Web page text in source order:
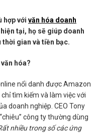
hợp với văn hóa doanh
tại, họ sẽ giúp doanh
gian và tiền bạc.
hóa?
nổi danh được Amazon
tìm kiếm và làm việc với
doanh nghiệp. CEO Tony
công ty thường dùng
nhiều trong số các ứng